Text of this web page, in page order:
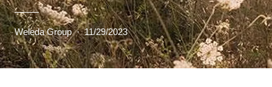
Weleda Group · 11/29/2023